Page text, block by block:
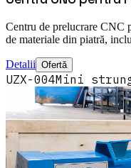
Centru de prelucrare CNC
de materiale din piatră,
Detalii Ofertă
UZX-004Mini